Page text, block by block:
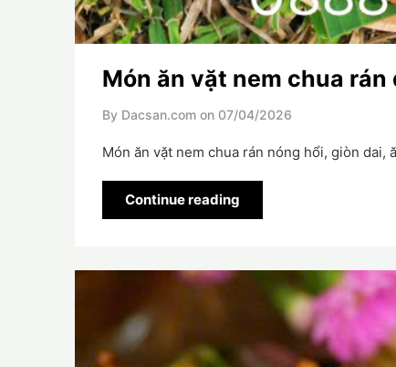
Món ăn vặt nem chua
By Dacsan.com on 07/04/2026
Món ăn vặt nem chua rán nóng hổi, giòn
Continue reading